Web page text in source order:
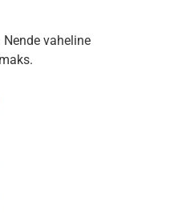
vaheline